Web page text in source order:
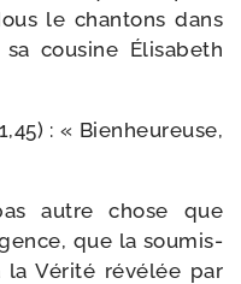
le chan­tons dans
cou­sine Élisabeth
1,45) : « Bienheureuse,
autre chose que
que la sou­mis­
Vérité révé­lée par